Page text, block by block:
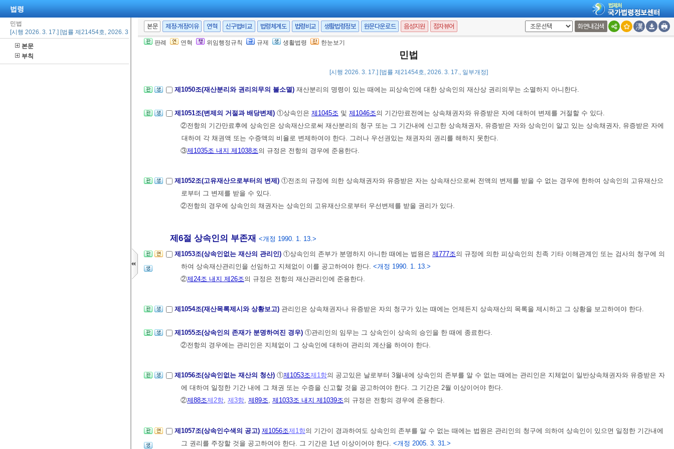
법령
민법
[시행 2026. 3. 17.] [법률 제21454호, 2026. 3. 17., 일부개정]
본문
부칙
본문 제정·개정이유 연혁 신구법비교 법령체계도 법령비교 생활법령정보 원문다운로드 음성지원 점자뷰어 화면내검색
판례 연혁 위임행정규칙 규제 생활법령 한눈보기
민법
[시행 2026. 3. 17.] [법률 제21454호, 2026. 3. 17., 일부개정]
①상속인이 단순승인을 한 후에도 재산분리의 명령이 있는 때에는 상속재산에 대하여 자기의 고유재산과 동일한 주의로 관리하여
야 한다.
②제683조 내지 제685조및제688조제1항,제2항의 규정은 전항의 재산관리에 준용한다.
제1050조(재산분리와 권리의무의 불소멸) 재산분리의 명령이 있는 때에는 피상속인에 대한 상속인의 재산상 권리의무는 소멸하지 아니한다.
제1051조(변제의 거절과 배당변제) ①상속인은 제1045조 및 제1046조의 기간만료전에는 상속채권자와 유증받은 자에 대하여 변제를 거절할 수 있다.
②전항의 기간만료후에 상속인은 상속재산으로써 재산분리의 청구 또는 그 기간내에 신고한 상속채권자, 유증받은 자와 상속인이 알고 있는 상속채권자, 유증받은 자에
대하여 각 채권액 또는 수증액의 비율로 변제하여야 한다. 그러나 우선권있는 채권자의 권리를 해하지 못한다.
③제1035조 내지 제1038조의 규정은 전항의 경우에 준용한다.
제1052조(고유재산으로부터의 변제) ①전조의 규정에 의한 상속채권자와 유증받은 자는 상속재산으로써 전액의 변제를 받을 수 없는 경우에 한하여 상속인의 고유재산으
로부터 그 변제를 받을 수 있다.
②전항의 경우에 상속인의 채권자는 상속인의 고유재산으로부터 우선변제를 받을 권리가 있다.
제6절 상속인의 부존재 <개정 1990. 1. 13.>
제1053조(상속인없는 재산의 관리인) ①상속인의 존부가 분명하지 아니한 때에는 법원은 제777조의 규정에 의한 피상속인의 친족 기타 이해관계인 또는 검사의 청구에 의
하여 상속재산관리인을 선임하고 지체없이 이를 공고하여야 한다. <개정 1990. 1. 13.>
②제24조 내지 제26조의 규정은 전항의 재산관리인에 준용한다.
제1054조(재산목록제시와 상황보고) 관리인은 상속채권자나 유증받은 자의 청구가 있는 때에는 언제든지 상속재산의 목록을 제시하고 그 상황을 보고하여야 한다.
제1055조(상속인의 존재가 분명하여진 경우) ①관리인의 임무는 그 상속인이 상속의 승인을 한 때에 종료한다.
②전항의 경우에는 관리인은 지체없이 그 상속인에 대하여 관리의 계산을 하여야 한다.
제1056조(상속인없는 재산의 청산) ①제1053조제1항의 공고있은 날로부터 3월내에 상속인의 존부를 알 수 없는 때에는 관리인은 지체없이 일반상속채권자와 유증받은 자
에 대하여 일정한 기간 내에 그 채권 또는 수증을 신고할 것을 공고하여야 한다. 그 기간은 2월 이상이어야 한다.
②제88조제2항, 제3항, 제89조, 제1033조 내지 제1039조의 규정은 전항의 경우에 준용한다.
제1057조(상속인수색의 공고) 제1056조제1항의 기간이 경과하여도 상속인의 존부를 알 수 없는 때에는 법원은 관리인의 청구에 의하여 상속인이 있으면 일정한 기간내에
그 권리를 주장할 것을 공고하여야 한다. 그 기간은 1년 이상이어야 한다. <개정 2005. 3. 31.>